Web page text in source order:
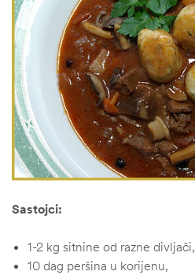
Sastojci:
1-2 kg sitnine od razne divljači,
10 dag peršina u korijenu,